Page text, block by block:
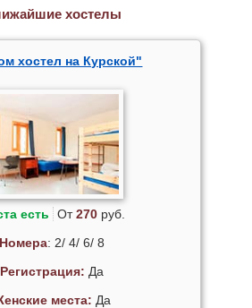
хостелы
хостел на Курской"
есть От270руб.
Номера: 2/ 4/ 6/ 8
Регистрация: Да
места: Да